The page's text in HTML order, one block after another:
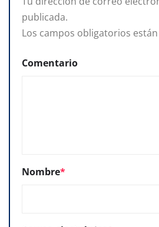
publicada.
Los campos obligatorios
Comentario
Nombre*